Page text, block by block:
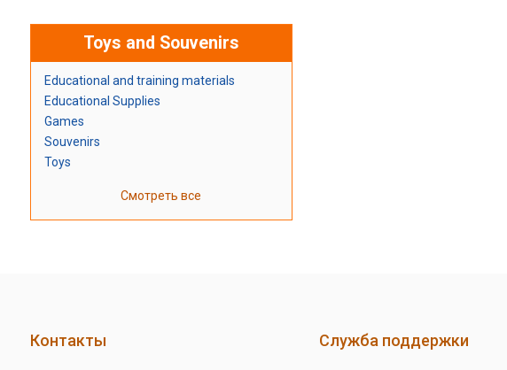
Toys and Souvenirs
Educational and training materials
Educational Supplies
Games
Souvenirs
Toys
Смотреть все
Контакты Служба поддержки